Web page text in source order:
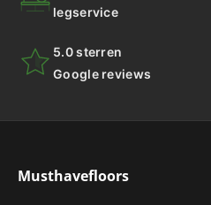
legservice
5.0 sterren
Google reviews
Musthavefloors